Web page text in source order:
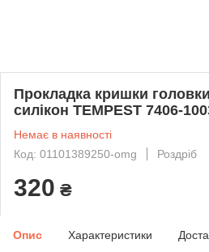
Прокладка кришки
силікон TEMPEST 7406-
Немає в наявності
Код: 01101389250-omg
Роздріб
320 ₴
Опис Характеристики